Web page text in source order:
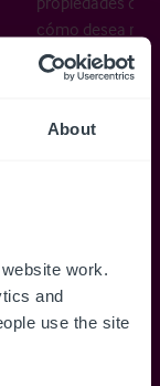
About
work.
and
use the site
cómo desea